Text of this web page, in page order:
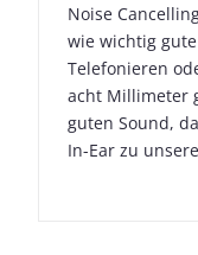
Noise
wie wichtig
Telefonieren
acht Millimeter
guten Sound,
In-Ear zu